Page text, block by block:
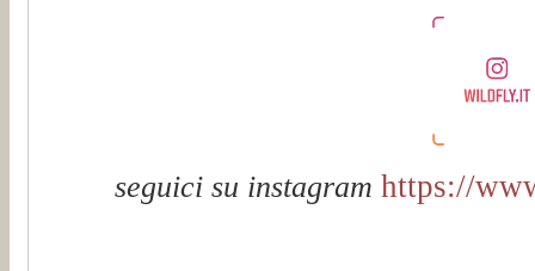
seguici su instagram https://